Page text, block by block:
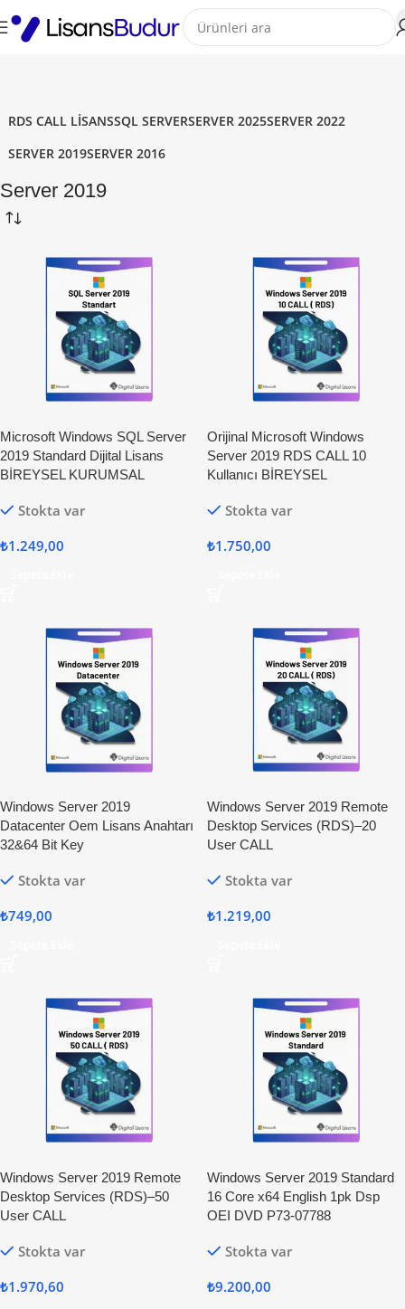
RDS CALL LISANSSQL SERVERSERVER 2025SERVER 2022
SERVER 2019SERVER 2016
Server 2019
Microsoft Windows SQL Server
2019 Standard Dijital Lisans
BİREYSEL KURUMSAL
Stokta var
₺1.249,00
Orijinal Microsoft Windows
Server 2019 RDS CALL 10
Kullanıcı BİREYSEL
Stokta var
₺1.750,00
Windows Server 2019
Datacenter Oem Lisans Anahtarı
32&64 Bit Key
Stokta var
₺749,00
Windows Server 2019 Remote
Desktop Services (RDS)–20
User CALL
Stokta var
₺1.219,00
Windows Server 2019 Remote
Desktop Services (RDS)–50
User CALL
Stokta var
₺1.970,60
Windows Server 2019 Standard
16 Core x64 English 1pk Dsp
OEI DVD P73-07788
Stokta var
₺9.200,00